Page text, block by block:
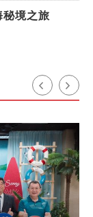
秘境之旅